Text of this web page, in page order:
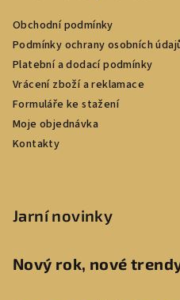
Obchodní podmínky
Podmínky ochrany osobních
Platební a dodací podmínky
Vrácení zboží a reklamace
Formuláře ke stažení
Moje objednávka
Kontakty
Jarní novinky
Nový rok, nové